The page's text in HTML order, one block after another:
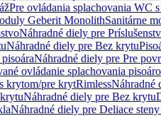
Pre ovládania splachovania WC
Geberit MonolithSanitárne
Náhradné diely pre
Náhradné diely pre Bez krytu
Náhradné diely pre Pre
ovládanie splachovania
krytom/pre krytRimlessNáhradné
Náhradné diely pre Bez krytu
Náhradné diely pre Deliace